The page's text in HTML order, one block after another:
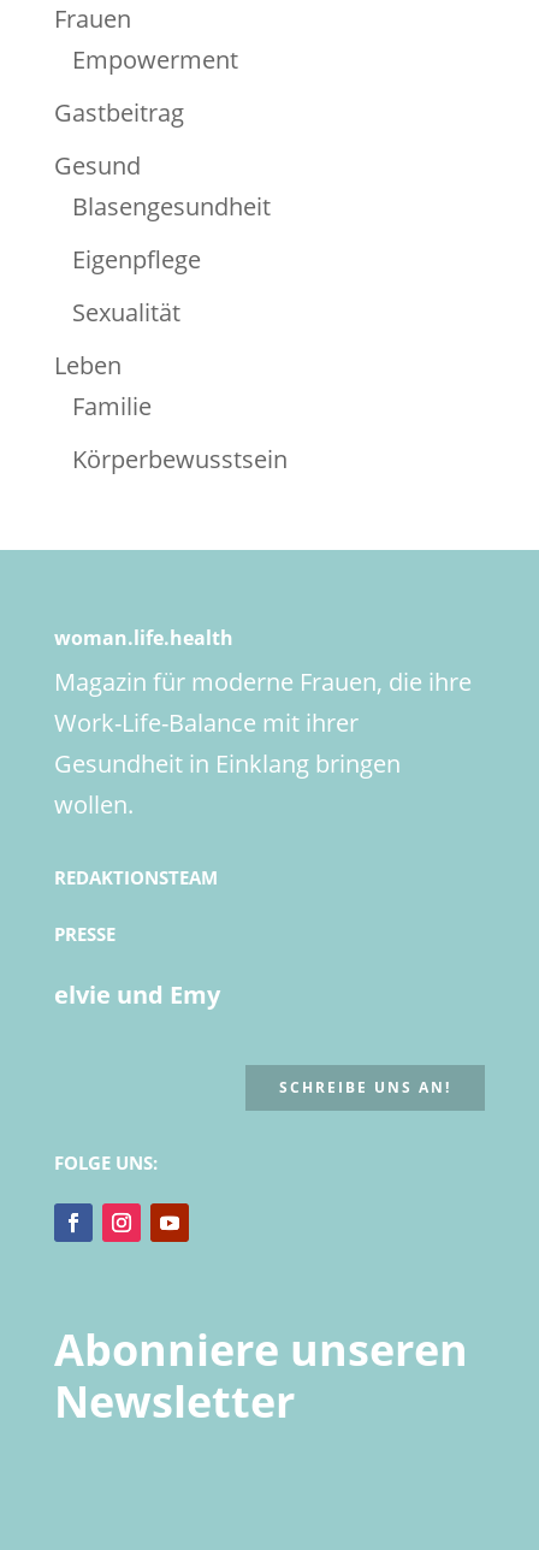
Frauen
Empowerment
Gastbeitrag
Gesund
Blasengesundheit
Eigenpflege
Sexualität
Leben
Familie
Körperbewusstsein
woman.life.health
Magazin für moderne Frauen, die ihre
Work-Life-Balance mit ihrer
Gesundheit in Einklang bringen
wollen.
REDAKTIONSTEAM
PRESSE
elvie und Emy
SCHREIBE UNS AN!
FOLGE UNS:
Abonniere unseren
Newsletter